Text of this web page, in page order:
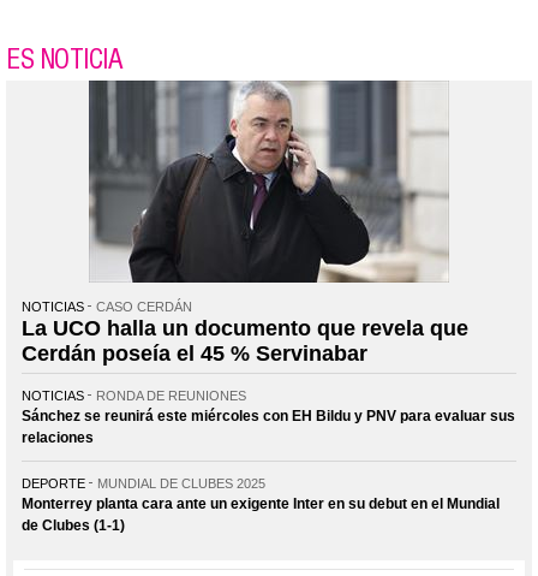
ES NOTICIA
NOTICIAS CASO CERDÁN
La UCO halla un documento que revela que
Cerdán poseía el 45 % Servinabar
NOTICIAS RONDA DE REUNIONES
Sánchez se reunirá este miércoles con EH Bildu y PNV para evaluar sus
relaciones
DEPORTE MUNDIAL DE CLUBES 2025
Monterrey planta cara ante un exigente Inter en su debut en el Mundial
de Clubes (1-1)